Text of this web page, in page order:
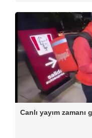
Canlı yayım